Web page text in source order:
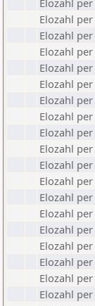
Elozahl per
Elozahl per
Elozahl
Elozahl
Elozahl
Elozahl
Elozahl
Elozahl
Elozahl
Elozahl
Elozahl
Elozahl
Elozahl
Elozahl
Elozahl
Elozahl
Elozahl
Elozahl
Elozahl